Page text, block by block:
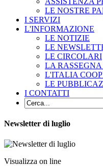
LE NOSTRE
I SERVIZI
L'INFORMAZIONE
LE NOTIZIE
LE
LE CIRCOLARI
LA RASSEGNA
L'ITALIA
LE
I CONTATTI
Newsletter di luglio
Visualizza on line